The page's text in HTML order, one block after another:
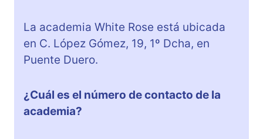
La academia White Rose está ubicada
en C. López Gómez, 19, 1º Dcha, en
Puente Duero.
¿Cuál es el número de contacto de la
academia?